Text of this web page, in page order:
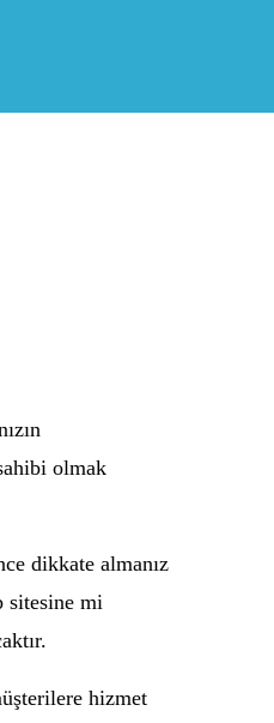
olmak
dikkate almanız
sitesine mi
hizmet